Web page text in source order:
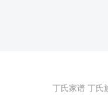
丁氏家谱 丁氏